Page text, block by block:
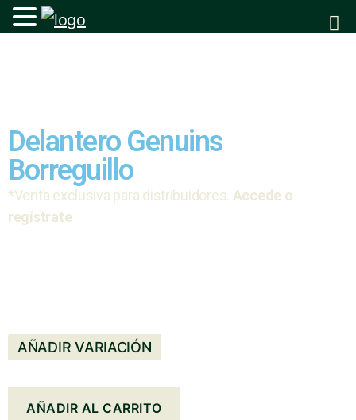
Delantero Genuins
Borreguillo
*Venta exclusiva para distribuidores. Accede o
regístrate
AÑADIR VARIACIÓN
AÑADIR AL CARRITO